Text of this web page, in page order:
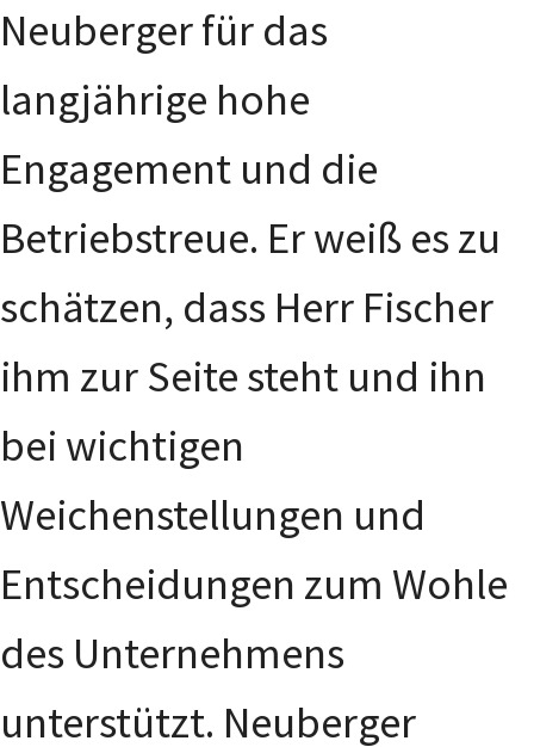
Neuberger für das
langjährige hohe
Engagement und die
Betriebstreue. Er weiß es zu
schätzen, dass Herr Fischer
ihm zur Seite steht und ihn
bei wichtigen
Weichenstellungen und
Entscheidungen zum Wohle
des Unternehmens
unterstützt. Neuberger